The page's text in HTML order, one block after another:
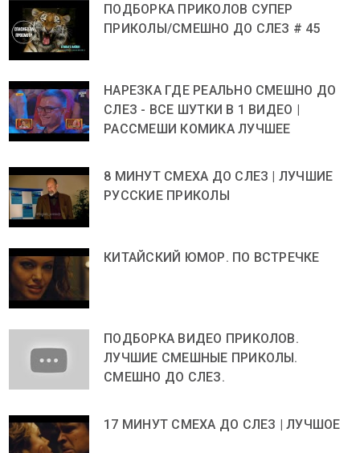
ПОДБОРКА ПРИКОЛОВ СУПЕР
ПРИКОЛЫ/СМЕШНО ДО СЛЕЗ # 45
НАРЕЗКА ГДЕ РЕАЛЬНО СМЕШНО ДО
СЛЕЗ - ВСЕ ШУТКИ В 1 ВИДЕО |
РАССМЕШИ КОМИКА ЛУЧШЕЕ
8 МИНУТ СМЕХА ДО СЛЕЗ | ЛУЧШИЕ
РУССКИЕ ПРИКОЛЫ
КИТАЙСКИЙ ЮМОР. ПО ВСТРЕЧКЕ
ПОДБОРКА ВИДЕО ПРИКОЛОВ.
ЛУЧШИЕ СМЕШНЫЕ ПРИКОЛЫ.
СМЕШНО ДО СЛЕЗ.
17 МИНУТ СМЕХА ДО СЛЕЗ | ЛУЧШОЕ